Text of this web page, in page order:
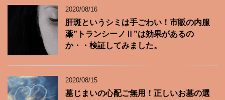
2020/08/16
肝斑というシミは手ごわい！市販の内服
薬”トランシーノⅡ”は効果があるの
か・・検証してみました。
2020/08/15
墓じまいの心配ご無用！正しいお墓の選